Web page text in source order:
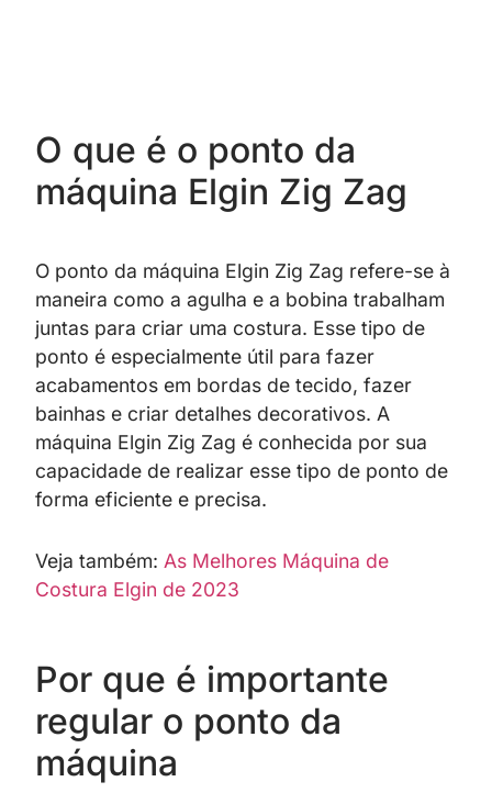
O que é o ponto da
máquina Elgin Zig Zag
O ponto da máquina Elgin Zig Zag refere-se à
maneira como a agulha e a bobina trabalham
juntas para criar uma costura. Esse tipo de
ponto é especialmente útil para fazer
acabamentos em bordas de tecido, fazer
bainhas e criar detalhes decorativos. A
máquina Elgin Zig Zag é conhecida por sua
capacidade de realizar esse tipo de ponto de
forma eficiente e precisa.
Veja também: As Melhores Máquina de
Costura Elgin de 2023
Por que é importante
regular o ponto da
máquina